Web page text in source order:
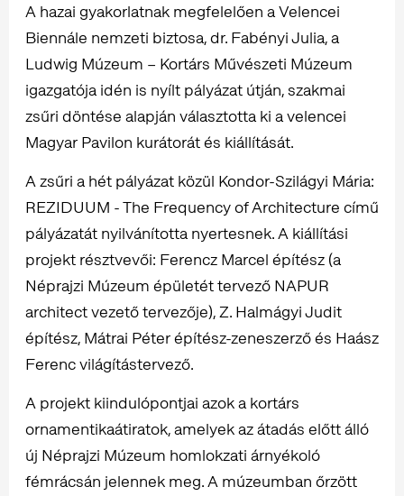
A hazai gyakorlatnak megfelelően a Velencei
Biennále nemzeti biztosa, dr. Fabényi Julia, a
Ludwig Múzeum – Kortárs Művészeti Múzeum
igazgatója idén is nyílt pályázat útján, szakmai
zsűri döntése alapján választotta ki a velencei
Magyar Pavilon kurátorát és kiállítását.
A zsűri a hét pályázat közül Kondor-Szilágyi Mária:
REZIDUUM - The Frequency of Architecture című
pályázatát nyilvánította nyertesnek. A kiállítási
projekt résztvevői: Ferencz Marcel építész (a
Néprajzi Múzeum épületét tervező NAPUR
architect vezető tervezője), Z. Halmágyi Judit
építész, Mátrai Péter építész-zeneszerző és Haász
Ferenc világítástervező.
A projekt kiindulópontjai azok a kortárs
ornamentikaátiratok, amelyek az átadás előtt álló
új Néprajzi Múzeum homlokzati árnyékoló
fémrácsán jelennek meg. A múzeumban őrzött